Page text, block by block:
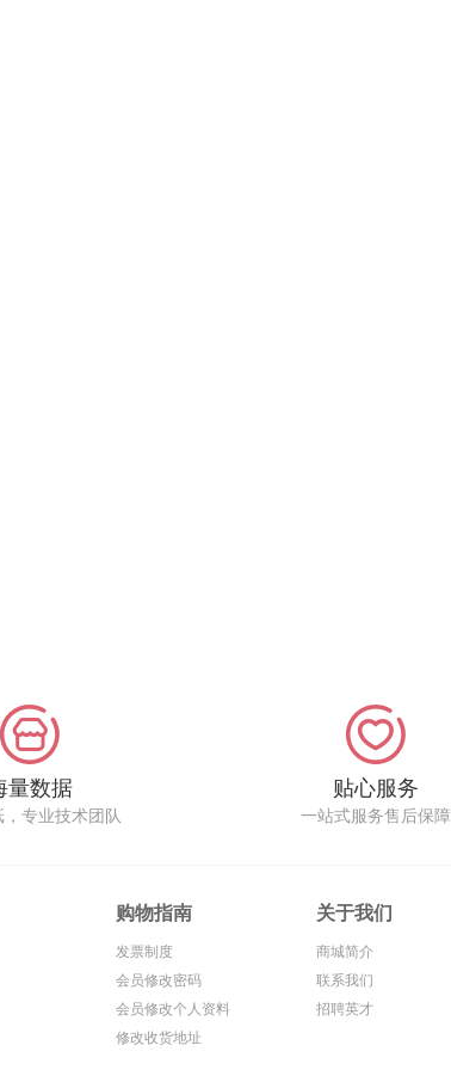
量数据
专业技术团队
贴心服务
一站式服务售后保障
购物指南
发票制度
会员修改密码
会员修改个人资料
修改收货地址
关于我们
商城简介
联系我们
招聘英才